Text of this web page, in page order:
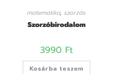
matematika, szorzás
Szorzóbirodalom
3990 Ft
Kosárba teszem